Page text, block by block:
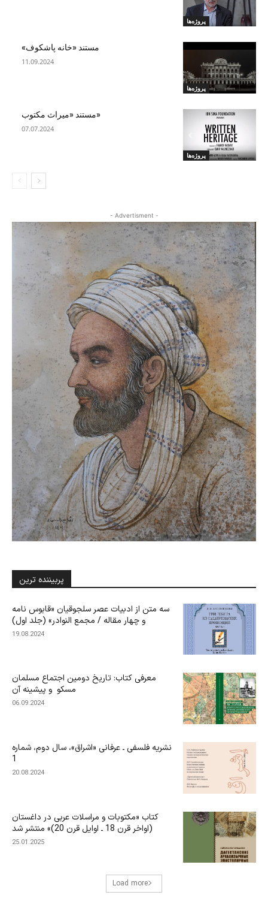
پروژه‌ها
پروژه‌ها
مستند «خانه پاشکوف»
11.09.2024
پروژه‌ها
«مستند «میراث مکتوب
07.07.2024
- Advertisment -
پربیننده ترین
سه متن از ادبیات عصر سلجوقیان «قابوس نامه
و چهار مقاله / مجمع النوادر» (جلد اول)
19.08.2024
معرفی کتاب: تاریخ دومین اجتماع مسلمان
مسکو و پیشینه آن
06.09.2024
نشریه فلسفی ـ عرفانی «اشراق»، سال دوم، شماره
1
20.08.2024
کتاب «مکتوبات و مراسلات عربی در داغستان
(اواخر قرن 18 ـ اوایل قرن 20)» منتشر شد
25.01.2025
Load more